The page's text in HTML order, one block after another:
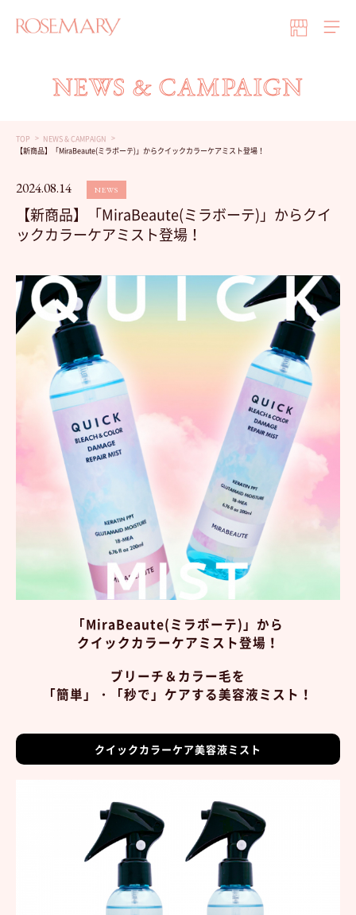
NEWS & CAMPAIGN
TOP
NEWS & CAMPAIGN
【新商品】「MiraBeaute(ミラボーテ)」からクイックカラーケアミスト登場！
2024.08.14 NEWS
【新商品】「MiraBeaute(ミラボーテ)」からクイ
ックカラーケアミスト登場！
「MiraBeaute(ミラボーテ)」から
クイックカラーケアミスト登場！
ブリーチ＆カラー毛を
「簡単」・「秒で」ケアする美容液ミスト！
クイックカラーケア美容液ミスト